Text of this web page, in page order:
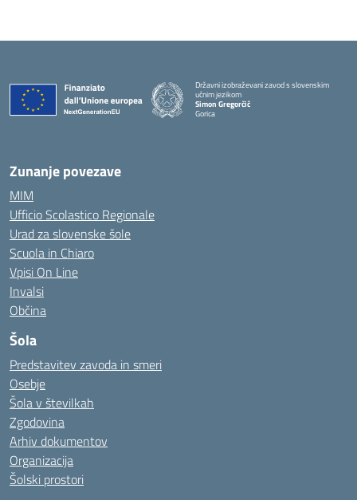
Državni izobraževani zavod s slovenskim
učnim jezikom
Simon Gregorčič
Gorica
Zunanje povezave
MIM
Ufficio Scolastico Regionale
Urad za slovenske šole
Scuola in Chiaro
Vpisi On Line
Invalsi
Občina
Šola
Predstavitev zavoda in smeri
Osebje
Šola v številkah
Zgodovina
Arhiv dokumentov
Organizacija
Šolski prostori